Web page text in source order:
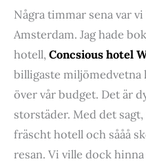
Några timmar sena var
Amsterdam. Jag hade
hotell, Concsious hotel
billigaste miljömedvetna
över vår budget. Det är
storstäder. Med det
fräscht hotell och sååå
resan. Vi ville dock